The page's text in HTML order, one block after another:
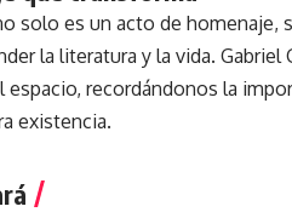
solo es un acto de homenaje,
la literatura y la vida.
recordándonos la
existencia.